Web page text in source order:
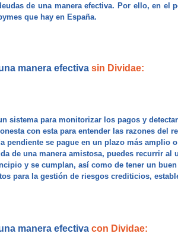
de una manera efectiva. Por ello, en
que hay en España.
manera efectiva sin Dividae:
sistema para monitorizar los pagos y
con esta para entender las razones del
pendiente se pague en un plazo más amplio
de una manera amistosa, puedes recurrir al
y se cumplan, así como de tener un
para la gestión de riesgos crediticios,
manera efectiva con Dividae: